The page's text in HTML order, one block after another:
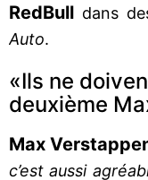
RedBull dans
Auto.
«Ils ne
deuxième
Max
c’est aussi